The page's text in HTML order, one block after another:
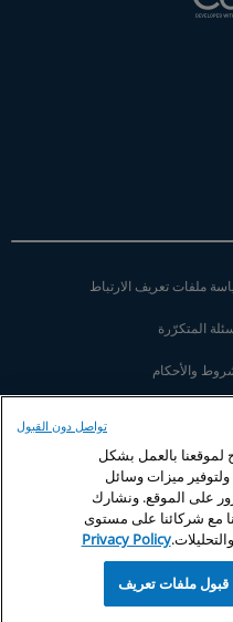
ملفات تعريف الارتباط
المتكرّرة
والأحكام
لموقعنا بالعمل بشكل
ميزات وسائل
على الموقع. ونشارك
مع شركائنا على مستوى
Privacy Policy
قبول ملفات تعريف
تواصل دون القبول